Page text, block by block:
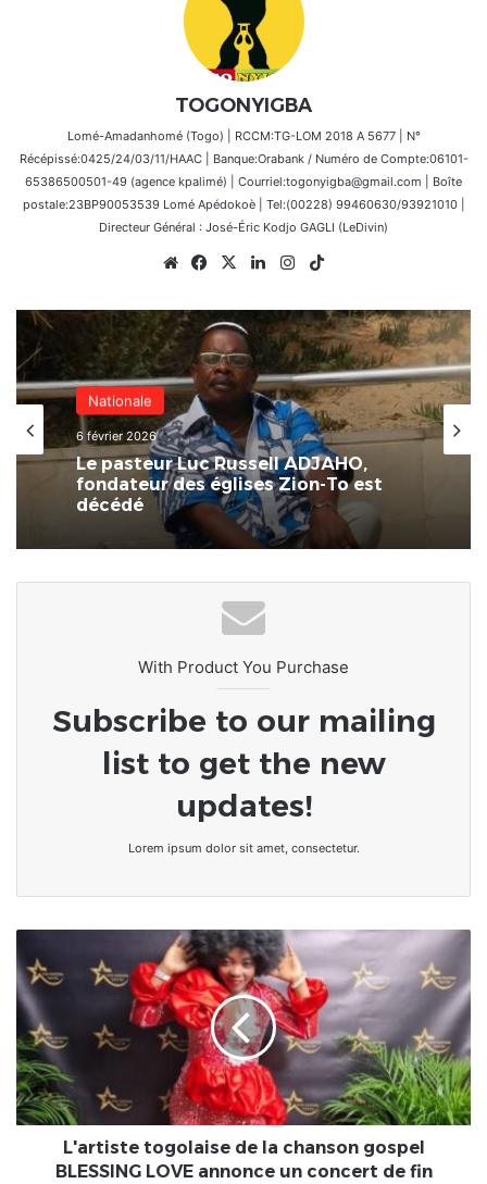
TOGONYIGBA
Lomé-Amadanhomé (Togo) | RCCM:TG-LOM 2018 A 5677 | N°
Récépissé:0425/24/03/11/HAAC | Banque:Orabank / Numéro de Compte:06101-
65386500501-49 (agence kpalimé) | Courriel:togonyigba@gmail.com | Boîte
postale:23BP90053539 Lomé Apédokoè | Tel:(00228) 99460630/93921010 |
Directeur Général : José-Éric Kodjo GAGLI (LeDivin)
WebsiteFacebook
X LinkedinInstagram
Nationale
6 février 2026
Le pasteur Luc Russell ADJAHO,
fondateur des églises Zion-To est
décédé
With Product You Purchase
Subscribe to our mailing
list to get the new
updates!
Lorem ipsum dolor sit amet, consectetur.
togolaise
de
la
chanson
gospel
BLESSING
LOVE
annonce
concert
L'artiste togolaise de la chanson gospel
BLESSING LOVE annonce un concert de fin